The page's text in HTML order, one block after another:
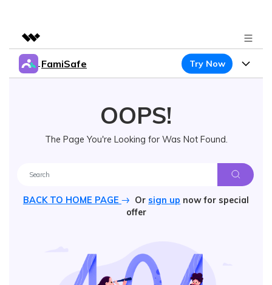
Featured Products
Solutions
FamiSafe Try Now
FamiSafe
Keep Schools & Parents Connected
Try It Free
Content Safety
Location Service
Location Tracker
Screen Time
Activity Monitor
Parenting Knowledge
OOPS!
The Page You're Looking for Was Not Found.
BACK TO HOME PAGE Or sign up now for special
offer